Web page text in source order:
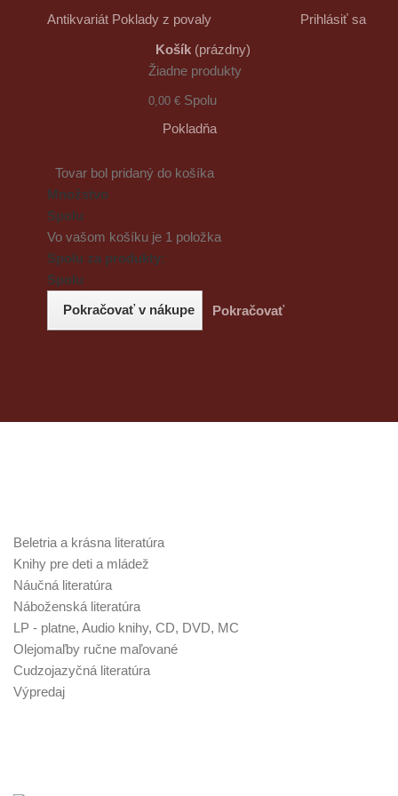
Antikvariát Poklady z povaly
Prihlásiť sa
Košík (prázdny)
Žiadne produkty
0,00 € Spolu
Pokladňa
Tovar bol pridaný do košíka
Množstvo
Spolu
Vo vašom košíku je 1 položka
Spolu za produkty:
Spolu
Pokračovať v nákupe
Pokračovať
Beletria a krásna literatúra
Knihy pre deti a mládež
Náučná literatúra
Náboženská literatúra
LP - platne, Audio knihy, CD, DVD, MC
Olejomaľby ručne maľované
Cudzojazyčná literatúra
Výpredaj